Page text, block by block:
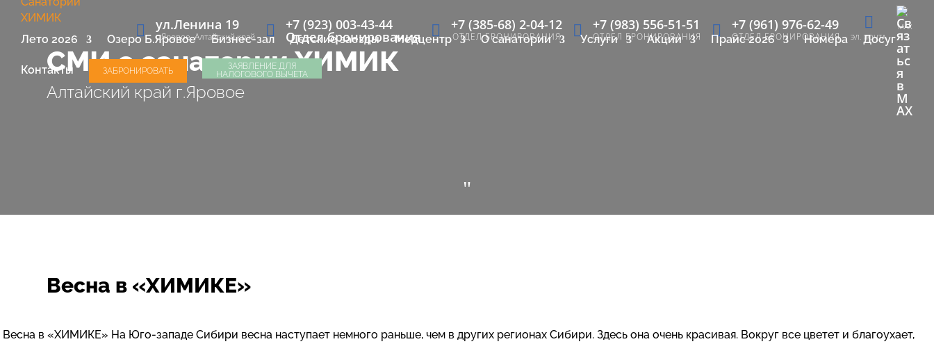
ул.Ленина 19
г.Яровое, Алтайский край
+7 (923) 003-43-44
Отдел бронирования
+7 (385-68) 2-04-12
ОТДЕЛ БРОНИРОВАНИЯ
+7 (983) 556-51-51
ОТДЕЛ БРОНИРОВАНИЯ
+7 (961) 976-62-49
ОТДЕЛ БРОНИРОВАНИЯ ЭЛ. ПОЧТА
MAX
Лето 2026 Озеро Б.Яровое Бизнес-зал Детские заезды Медцентр О санатории Услуги Акции Прайс 2026 Номера Досуг
Контакты ЗАБРОНИРОВАТЬ
ЗАЯВЛЕНИЕ ДЛЯ
НАЛОГОВОГО ВЫЧЕТА
СМИ о санатории ХИМИК
Алтайский край г.Яровое
"
Весна в «ХИМИКЕ»
Весна в «ХИМИКЕ» На Юго-западе Сибири весна наступает немного раньше, чем в других регионах Сибири. Здесь она очень красивая. Вокруг все цветет и благоухает,